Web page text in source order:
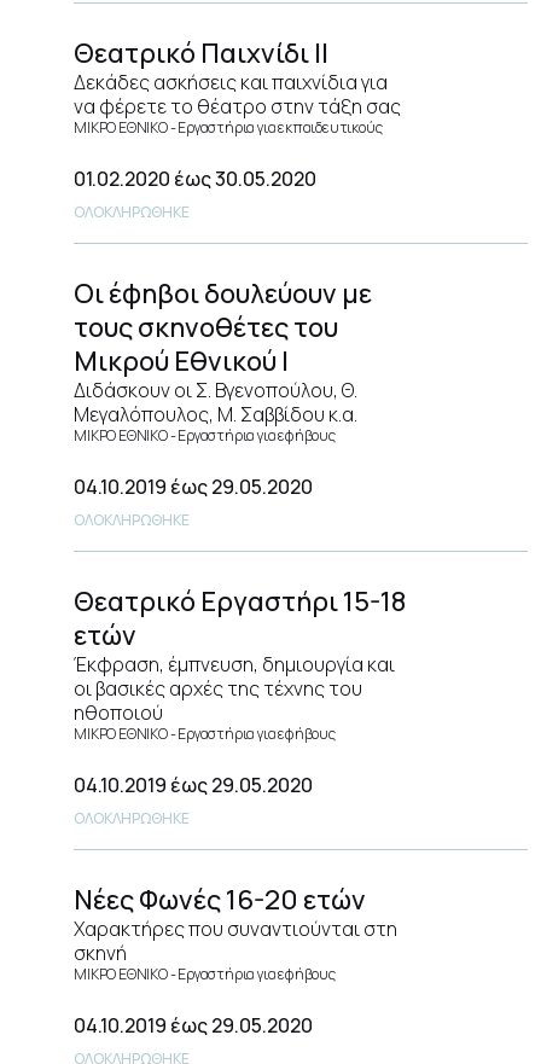
01.02.2020 έως 30.05.2020
ΟΛΟΚΛΗΡΩΘΗΚΕ
Θεατρικό Παιχνίδι ΙΙ
Δεκάδες ασκήσεις και παιχνίδια για
να φέρετε το θέατρο στην τάξη σας
ΜΙΚΡΟ ΕΘΝΙΚΟ Εργαστήρια για εκπαιδευτικούς
04.10.2019 έως 29.05.2020
ΟΛΟΚΛΗΡΩΘΗΚΕ
Οι έφηβοι δουλεύουν με
τους σκηνοθέτες του
Μικρού Εθνικού Ι
Διδάσκουν οι Σ. Βγενοπούλου, Θ.
Μεγαλόπουλος, Μ. Σαββίδου κ.α.
ΜΙΚΡΟ ΕΘΝΙΚΟ Εργαστήρια για εφήβους
04.10.2019 έως 29.05.2020
ΟΛΟΚΛΗΡΩΘΗΚΕ
Θεατρικό Εργαστήρι 15-18
ετών
Έκφραση, έμπνευση, δημιουργία και
οι βασικές αρχές της τέχνης του
ηθοποιού
ΜΙΚΡΟ ΕΘΝΙΚΟ Εργαστήρια για εφήβους
04.10.2019 έως 29.05.2020
ΟΛΟΚΛΗΡΩΘΗΚΕ
Νέες Φωνές 16-20 ετών
Χαρακτήρες που συναντιούνται στη
σκηνή
ΜΙΚΡΟ ΕΘΝΙΚΟ Εργαστήρια για εφήβους